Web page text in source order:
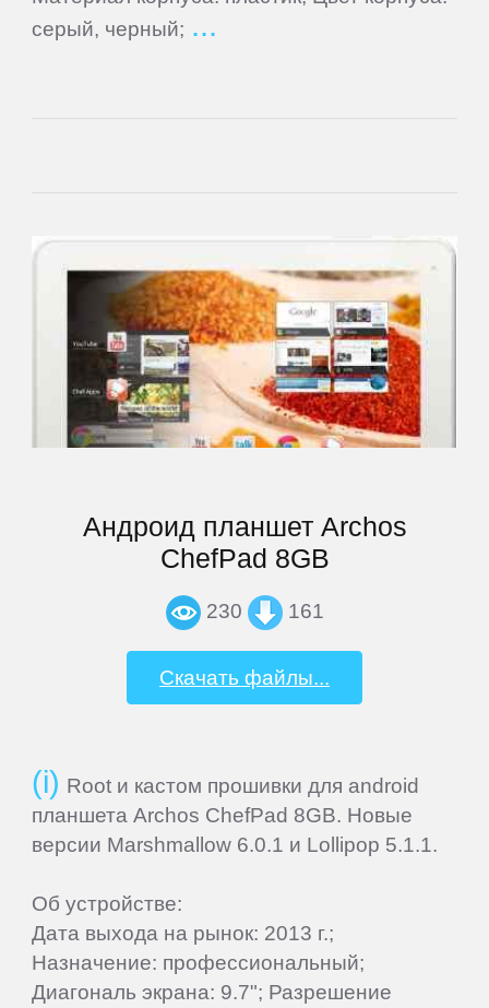
серый, черный;
Андроид планшет Archos
ChefPad 8GB
230 161
Скачать файлы...
Root и кастом прошивки для android
планшета Archos ChefPad 8GB. Новые
версии Marshmallow 6.0.1 и Lollipop 5.1.1.
Об устройстве:
Дата выхода на рынок: 2013 г.;
Назначение: профессиональный;
Диагональ экрана: 9.7"; Разрешение
Cube
Digma
eSTAR
General
Satellite
GEOFOX
Gigaset